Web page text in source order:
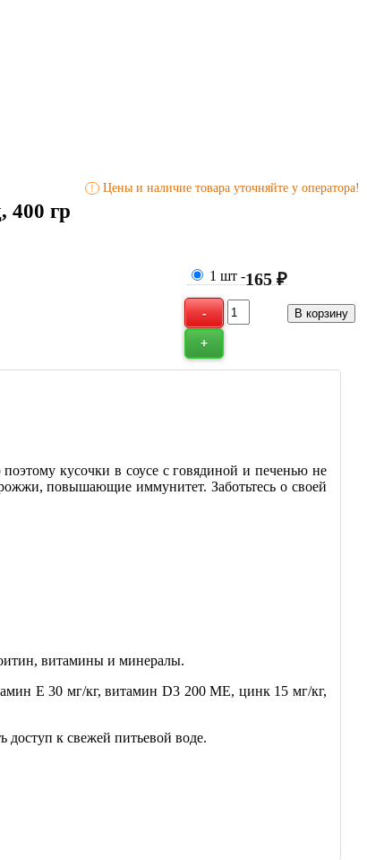
! Цены и наличие товара уточняйте у оператора!
400 гр
1 шт -165 ₽
кусочки в соусе с говядиной и печенью не
повышающие иммунитет. Заботьтесь о своей
витамины и минералы.
Е 30 мг/кг, витамин D3 200 МЕ, цинк 15 мг/кг,
доступ к свежей питьевой воде.